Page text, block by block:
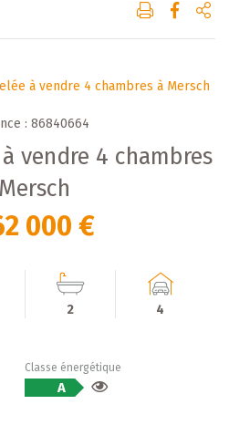
à vendre 4 chambres à Mersch
: 86840664
vendre 4 chambres
000 €
2 4
Classe énergétique
A